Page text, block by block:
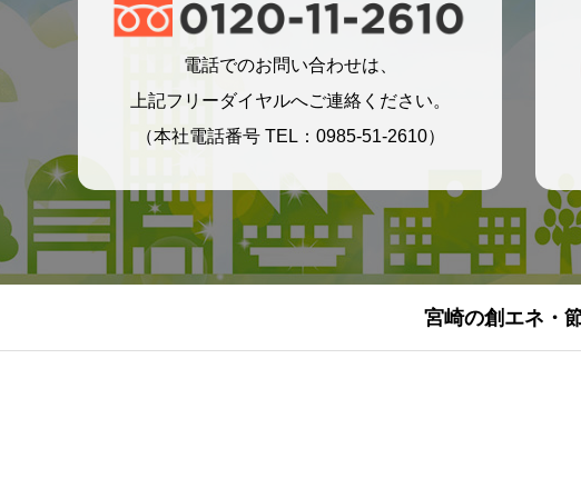
電話でのお問い合わせは、
上記フリーダイヤルへご連絡ください。
（本社電話番号 TEL：0985-51-2610）
宮崎の創エネ・